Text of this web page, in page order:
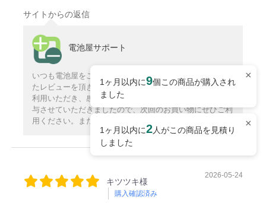
×
1ヶ月以内に9個この商品が購入され
ました
×
1ヶ月以内に2人がこの商品を見積り
しました
サイトからの返信
電池屋サポート
いつも電池屋をご利用いただきありがとうございます。ま
たレビューを頂き誠にありがとうございます。 いつもご
利用いただき、感謝申し上げます。レビューポイントを付
与させていただきましたので、次回のお買い物にぜひご利
用ください。またのご利用を心よりお待ちしております。
キツツキ様
購入確認済み
2026-05-24